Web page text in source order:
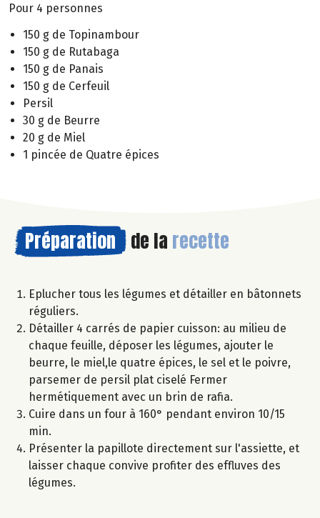
Pour 4 personnes
150 g de Topinambour
150 g de Rutabaga
150 g de Panais
150 g de Cerfeuil
Persil
30 g de Beurre
20 g de Miel
1 pincée de Quatre épices
Préparation de la recette
Eplucher tous les légumes et détailler en bâtonnets
réguliers.
Détailler 4 carrés de papier cuisson: au milieu de
chaque feuille, déposer les légumes, ajouter le
beurre, le miel,le quatre épices, le sel et le poivre,
parsemer de persil plat ciselé Fermer
hermétiquement avec un brin de rafia.
Cuire dans un four à 160° pendant environ 10/15
min.
Présenter la papillote directement sur l'assiette, et
laisser chaque convive profiter des effluves des
légumes.